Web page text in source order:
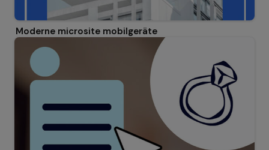
Moderne microsite mobilgeräte